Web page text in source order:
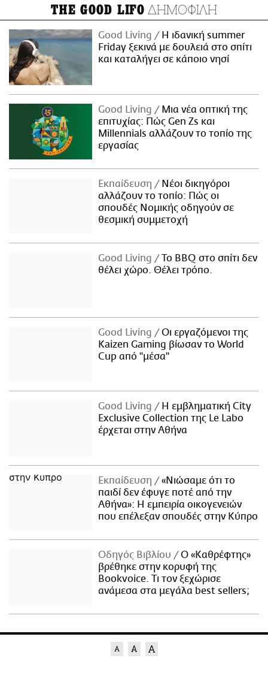
THE GOOD LIFO ΔΗΜΟΦΙΛΗ
Good Living
Η ιδανική summer
Friday ξεκινά με δουλειά στο σπίτι
και καταλήγει σε κάποιο νησί
Good Living
Μια νέα οπτική της
επιτυχίας: Πώς Gen Zs και
Millennials αλλάζουν το τοπίο της
εργασίας
Εκπαίδευση
Νέοι δικηγόροι
αλλάζουν το τοπίο: Πώς οι
σπουδές Νομικής οδηγούν σε
θεσμική συμμετοχή
Good Living
Το BBQ στο σπίτι δεν
θέλει χώρο. Θέλει τρόπο.
Good Living
Οι εργαζόμενοι της
Kaizen Gaming βίωσαν το World
Cup από "μέσα"
Good Living
Η εμβληματική City
Exclusive Collection της Le Labo
έρχεται στην Αθήνα
Εκπαίδευση
«Νιώσαμε ότι το
παιδί δεν έφυγε ποτέ από την
Αθήνα»: Η εμπειρία οικογενειών
που επέλεξαν σπουδές στην Κύπρο
Οδηγός Βιβλίου
Ο «Καθρέφτης»
βρέθηκε στην κορυφή της
Bookvoice. Τι τον ξεχώρισε
ανάμεσα στα μεγάλα best sellers;